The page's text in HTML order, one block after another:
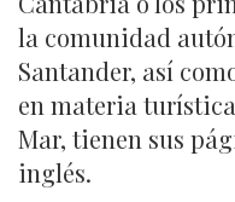
la comunidad
Santander, así
en materia
Mar, tienen sus
inglés.